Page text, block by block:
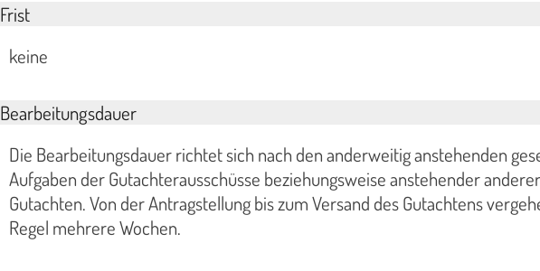
Frist
keine
Bearbeitungsdauer
Die Bearbeitungsdauer richtet sich nach den anderweitig anstehenden
Aufgaben der Gutachterausschüsse beziehungsweise anstehender anderer
Gutachten. Von der Antragstellung bis zum Versand des Gutachtens
Regel mehrere Wochen.